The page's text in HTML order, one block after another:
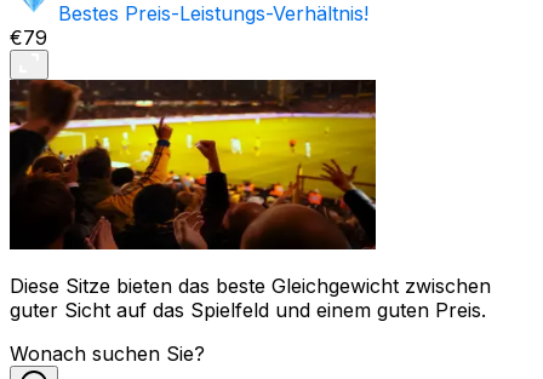
Bestes Preis-Leistungs-Verhältnis!
€79
Diese Sitze bieten das beste Gleichgewicht zwischen
guter Sicht auf das Spielfeld und einem guten Preis.
Wonach suchen Sie?